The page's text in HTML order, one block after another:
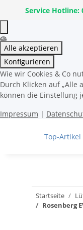
Service Hotline:
Alle akzeptieren
Konfigurieren
Wie wir Cookies & Co
Durch Klicken auf „Alle
können die Einstellung
Impressum |
Top-Artikel
Startseite
Rosenberg